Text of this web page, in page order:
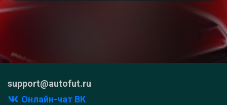
support@autofut.ru
Онлайн-чат ВК